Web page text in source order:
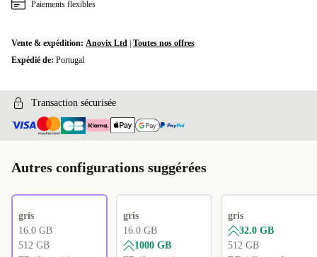
Paiements flexibles
Vente & expédition: Anovix Ltd Toutes nos offres
Expédié de: Portugal
Transaction sécurisée
Autres configurations suggérées
gris
16.0 GB
512 GB
gris
16.0 GB
1000 GB
gris
32.0 GB
512 GB